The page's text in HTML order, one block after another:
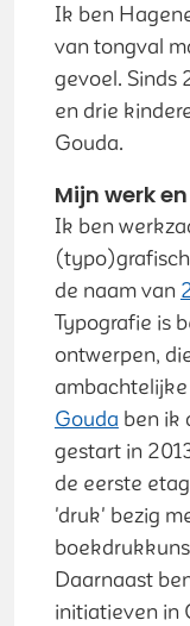
Ik ben
van tongval
gevoel. Sinds
en drie
Gouda.
Mijn werk
Ik ben
de naam van
Typografie is
ontwerpen,
ambachtelijke
Gouda ben ik
gestart in
de eerste
'druk' bezig
Daarnaast
initiatieven in